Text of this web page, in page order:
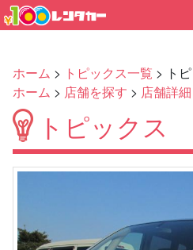
ホーム > トピックス一覧 > ト
ホーム > 店舗を探す > 店舗詳細
トピックス